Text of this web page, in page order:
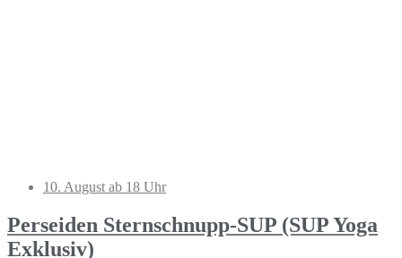
10. August ab 18 Uhr
Perseiden Sternschnupp-SUP (SUP Yoga
Exklusiv)